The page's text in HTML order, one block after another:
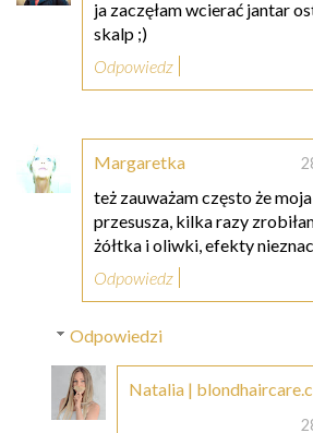
ja zaczęłam wcierać jantar
skalp ;)
Odpowiedz
Margaretka
też zauważam często że
przesusza, kilka razy
żółtka i oliwki, efekty
Odpowiedz
Odpowiedzi
Natalia |